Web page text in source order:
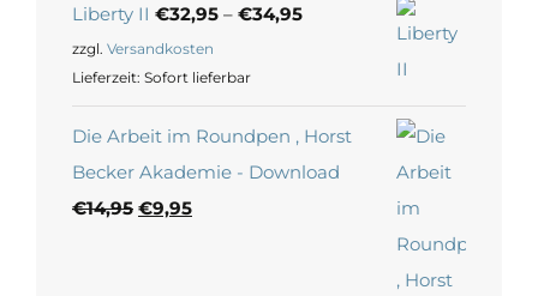
Liberty II €32,95 – €34,95
zzgl. Versandkosten
Lieferzeit: Sofort lieferbar
Die Arbeit im Roundpen , Horst
Becker Akademie - Download
€14,95 Ursprünglicher
€9,95Aktueller